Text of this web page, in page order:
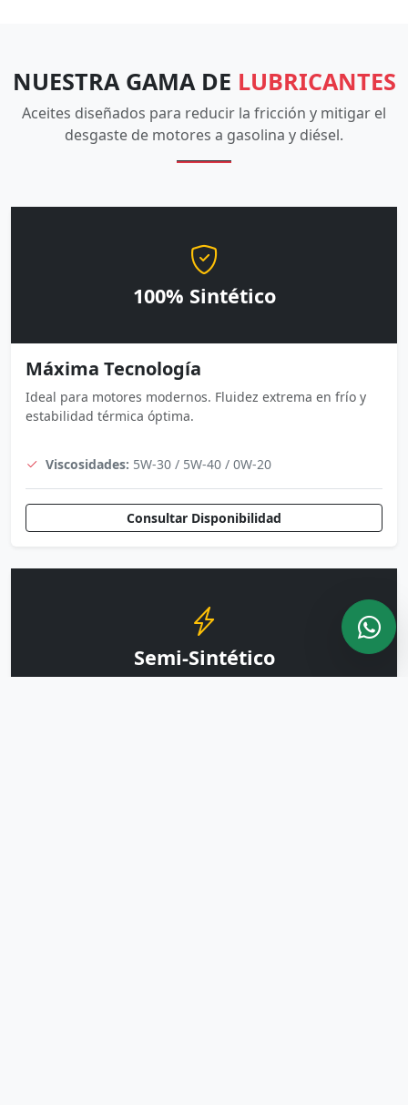
NUESTRA GAMA DE LUBRICANTES
Aceites diseñados para reducir la fricción y mitigar el
desgaste de motores a gasolina y diésel.
100% Sintético
Máxima Tecnología
Ideal para motores modernos. Fluidez extrema en frío y
estabilidad térmica óptima.
Viscosidades: 5W-30 / 5W-40 / 0W-20
Consultar Disponibilidad
Semi-Sintético